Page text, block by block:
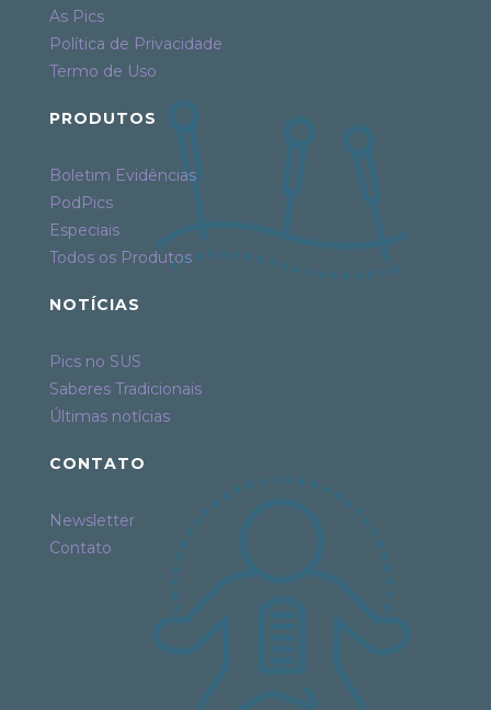
As Pics
Política de Privacidade
Termo de Uso
PRODUTOS
Boletim Evidências
PodPics
Especiais
Todos os Produtos
NOTÍCIAS
Pics no SUS
Saberes Tradicionais
Últimas notícias
CONTATO
Newsletter
Contato